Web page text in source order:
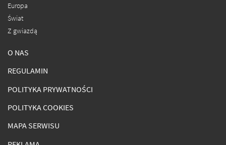
Europa
Świat
Z gwiazdą
O NAS
REGULAMIN
POLITYKA PRYWATNOŚCI
POLITYKA COOKIES
MAPA SERWISU